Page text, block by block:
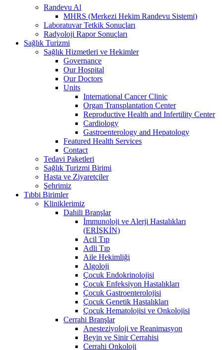
Randevu Al
MHRS (Merkezi Hekim Randevu Sistemi)
Laboratuvar Tetkik Sonuçları
Radyoloji Rapor Sonuçları
Sağlık Turizmi
Sağlık Hizmetleri ve Hekimler
Governance
Our Hospital
Our Doctors
Units
International Cancer Clinic
Organ Transplantation Center
Reproductive Health and Infertility Center
Cardiology
Gastroenterology and Hepatology
Featured Health Services
Contact
Tedavi Paketleri
Sağlık Turizmi Birimi
Hasta ve Ziyaretçiler
Şehrimiz
Tıbbi Birimler
Kliniklerimiz
Dahili Branşlar
İmmunoloji ve Alerji Hastalıkları
(ERİŞKİN)
Acil Tıp
Adli Tıp
Aile Hekimliği
Algoloji
Çocuk Endokrinolojisi
Çocuk Enfeksiyon Hastalıkları
Çocuk Gastroenterolojisi
Çocuk Genetik Hastalıkları
Çocuk Hematolojisi ve Onkolojisi
Cerrahi Branşlar
Anesteziyoloji ve Reanimasyon
Beyin ve Sinir Cerrahisi
Cerrahi Onkoloji